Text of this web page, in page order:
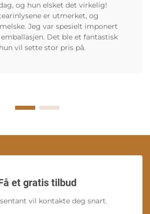
og hun elsket det virkelig!
er utmerket, og
Jeg var spesielt imponert
Det ble et fantastisk
vil sette stor pris på.
et gratis tilbud
vil kontakte deg snart.